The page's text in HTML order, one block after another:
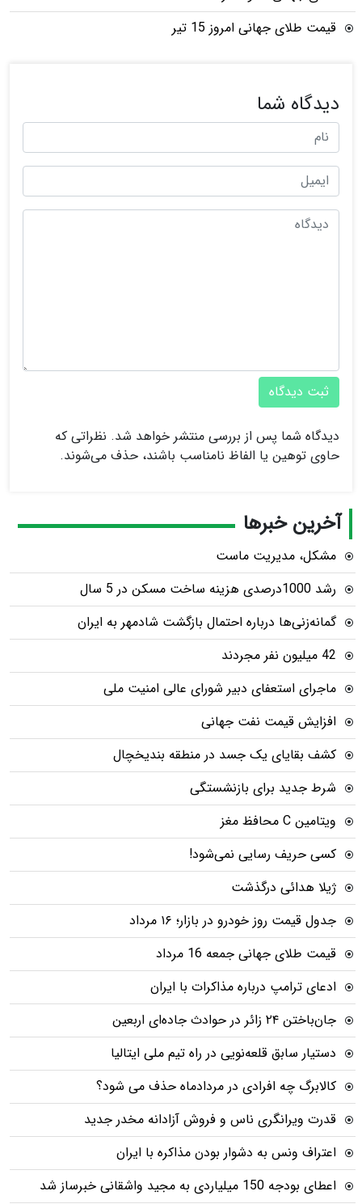
قیمت طلای جهانی امروز 15 تیر
دیدگاه شما
ثبت دیدگاه
دیدگاه شما پس از بررسی منتشر خواهد شد. نظراتی که
حاوی توهین یا الفاظ نامناسب باشند، حذف می‌شوند.
آخرین خبرها
مشکل، مدیریت ماست
رشد 1000درصدی هزینه ساخت مسکن در 5 سال
گمانه‌زنی‌ها درباره احتمال بازگشت شادمهر به ایران
42 میلیون نفر مجردند
ماجرای استعفای دبیر شورای عالی امنیت ملی
افزایش قیمت نفت جهانی
کشف بقایای یک جسد در منطقه بندیخچال
شرط جدید برای بازنشستگی
ویتامین C محافظ مغز
کسی حریف رسایی نمی‌شود!
ژیلا هدائی درگذشت
جدول قیمت روز خودرو در بازار؛ ۱۶ مرداد
قیمت طلای جهانی جمعه 16 مرداد
ادعای ترامپ درباره مذاکرات با ایران
جان‌باختن ۲۴ زائر در حوادث جاده‌ای اربعین
دستیار سابق قلعه‌نویی در راه تیم ملی ایتالیا
کالابرگ چه افرادی در مردادماه حذف می شود؟
قدرت ویرانگری ناس و فروش آزادانه مخدر جدید
اعتراف ونس به دشوار بودن مذاکره با ایران
اعطای بودجه 150 میلیاردی به مجید واشقانی خبرساز شد